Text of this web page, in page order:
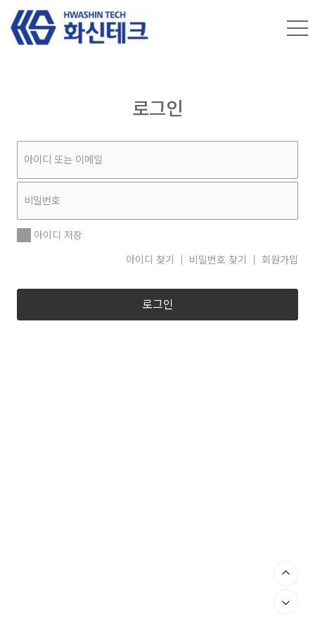
로그인
아이디 저장
아이디 찾기
비밀번호 찾기 회원가입
로그인